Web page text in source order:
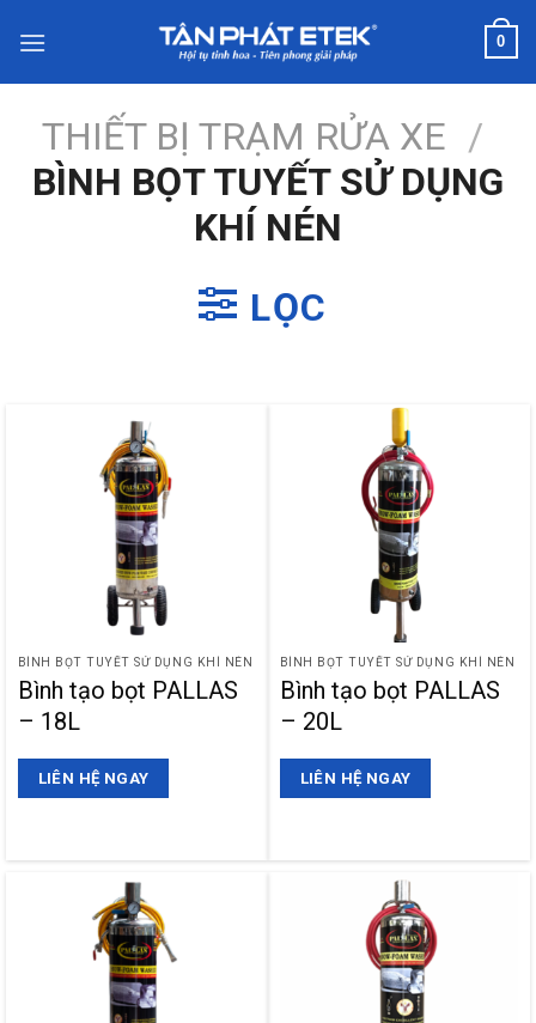
đến
0
THIẾT BỊ TRẠM RỬA XE /
BÌNH BỌT TUYẾT SỬ DỤNG
KHÍ NÉN
LỌC
BÌNH BỌT TUYẾT SỬ DỤNG KHÍ NÉN
Bình tạo bọt PALLAS
– 18L
LIÊN HỆ NGAY
BÌNH BỌT TUYẾT SỬ DỤNG KHÍ NÉN
Bình tạo bọt PALLAS
– 20L
LIÊN HỆ NGAY